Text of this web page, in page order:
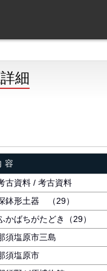
細
容
古資料 / 考古資料
鉢形土器 （29）
かばちがたどき（29）
須塩原市三島
須塩原市